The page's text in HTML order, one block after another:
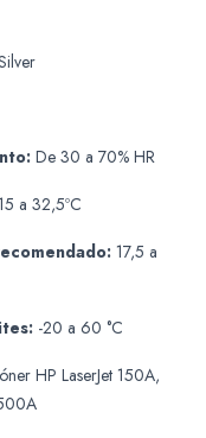
De 30 a 70% HR
15 a 32,5ºC
17,5 a
-20 a 60 °C
HP LaserJet 150A,